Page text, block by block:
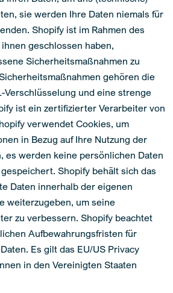
sie werden Ihre Daten niemals für
Shopify ist im Rahmen des
geschlossen haben,
Sicherheitsmaßnahmen zu
gehören die
Verschlüsselung und eine strenge
ist ein zertifizierter Verarbeiter von
verwendet Cookies, um
in Bezug auf Ihre Nutzung der
es werden keine persönlichen Daten
Shopify behält sich das
Daten innerhalb der eigenen
weiterzugeben, um seine
zu verbessern. Shopify beachtet
Aufbewahrungsfristen für
Es gilt das EU/US Privacy
in den Vereinigten Staaten